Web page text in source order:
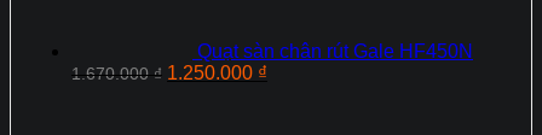
Quạt sàn chân rút Gale HF450N
1.670.000₫ Giá
1.250.000 ₫